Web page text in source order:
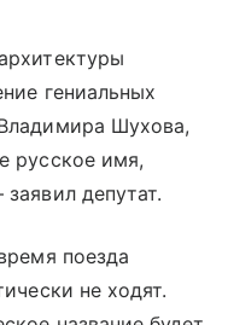
гениальных
Шухова,
русское имя,
депутат.
поезда
не ходят.